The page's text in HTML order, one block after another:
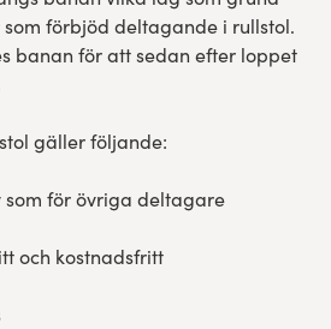
förbjöd deltagande i rullstol.
banan för att sedan efter loppet
gäller följande:
som för övriga deltagare
och kostnadsfritt